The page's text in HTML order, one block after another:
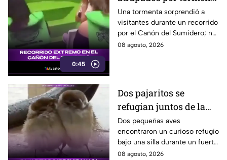
0:45
en el Cañón del
Sumidero
Una tormenta sorprendió a
visitantes durante un recorrido
por el Cañón del Sumidero; no
se reportaron personas heridas
08 agosto, 2026
Dos pajaritos se
refugian juntos de la
lluvia y se vuelven
virales
Dos pequeñas aves
encontraron un curioso refugio
bajo una silla durante un fuerte
aguacero y conmovieron a
08 agosto, 2026